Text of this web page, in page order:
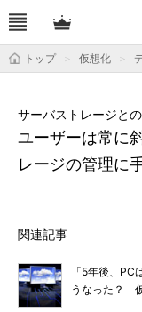
トップ 仮想化
ユーザーは常に
レージの管理に
サーバストレージと
関連記事
「5年後、
うなった？